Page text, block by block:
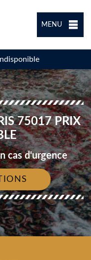
MENU
75017 PRIX
cas d'urgence